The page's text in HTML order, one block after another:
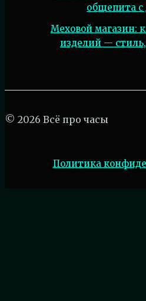
общепита с
Меховой магазин:
изделий —
© 2026 Всё про часы
Политика